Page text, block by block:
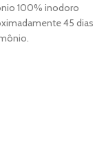
100% inodoro
45 dias